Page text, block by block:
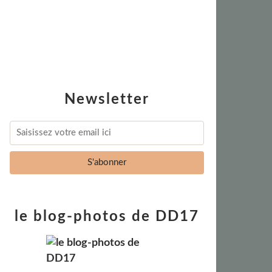
Newsletter
le blog-photos de DD17